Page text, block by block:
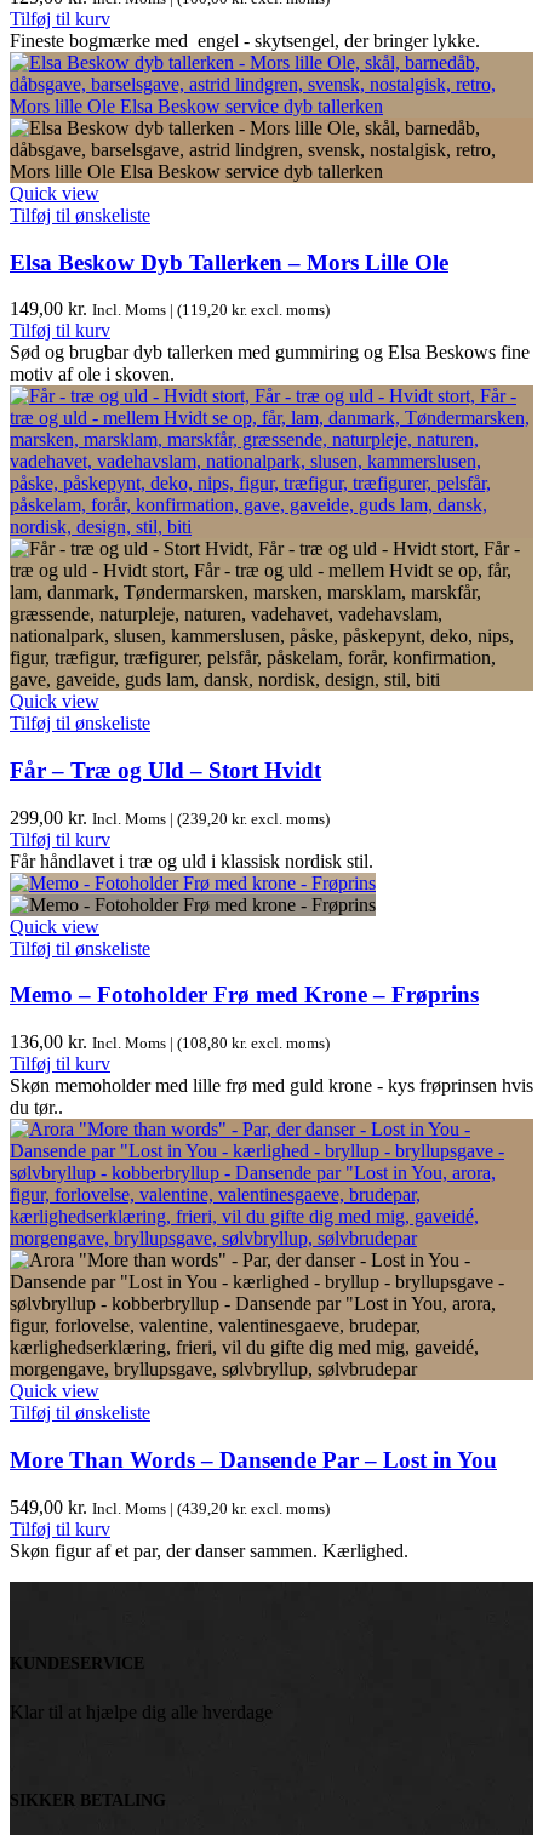
Tilføj til kurv
Fineste bogmærke med engel - skytsengel, der bringer lykke.
Quick view
Tilføj til ønskeliste
Elsa Beskow Dyb Tallerken – Mors Lille Ole
149,00 kr. Incl. Moms | (119,20 kr. excl. moms)
Tilføj til kurv
Sød og brugbar dyb tallerken med gummiring og Elsa Beskows fine
motiv af ole i skoven.
Quick view
Tilføj til ønskeliste
Får – Træ og Uld – Stort Hvidt
299,00 kr. Incl. Moms | (239,20 kr. excl. moms)
Tilføj til kurv
Får håndlavet i træ og uld i klassisk nordisk stil.
Quick view
Tilføj til ønskeliste
Memo – Fotoholder Frø med Krone – Frøprins
136,00 kr. Incl. Moms | (108,80 kr. excl. moms)
Tilføj til kurv
Skøn memoholder med lille frø med guld krone - kys frøprinsen hvis
du tør..
Quick view
Tilføj til ønskeliste
More Than Words – Dansende Par – Lost in You
549,00 kr. Incl. Moms | (439,20 kr. excl. moms)
Tilføj til kurv
Skøn figur af et par, der danser sammen. Kærlighed.
KUNDESERVICE
Klar til at hjælpe dig alle hverdage
SIKKER BETALING